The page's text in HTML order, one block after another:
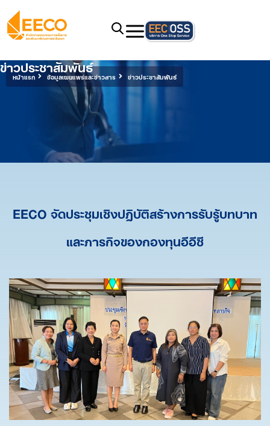
หน้าแรก ข้อมูลเผยแพร่และข่าวสาร ข่าวประชาสัมพันธ์
ข่าวประชาสัมพันธ์
EECO จัดประชุมเชิงปฏิบัติสร้างการรับรู้บทบาท
และภารกิจของกองทุนอีอีซี